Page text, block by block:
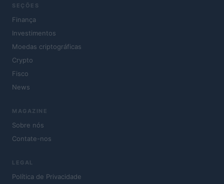
SEÇÕES
Finança
Investimentos
Moedas criptográficas
Crypto
Fisco
News
MAGAZINE
Sobre nós
Contate-nos
LEGAL
Política de Privacidade